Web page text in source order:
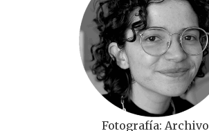
Fotografía: Archivo